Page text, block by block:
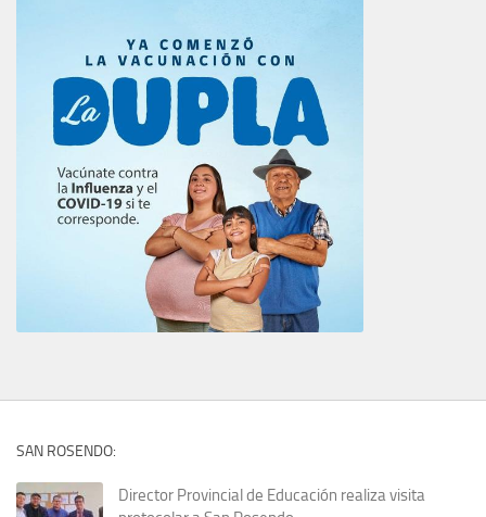
SAN ROSENDO:
Director Provincial de Educación realiza visita